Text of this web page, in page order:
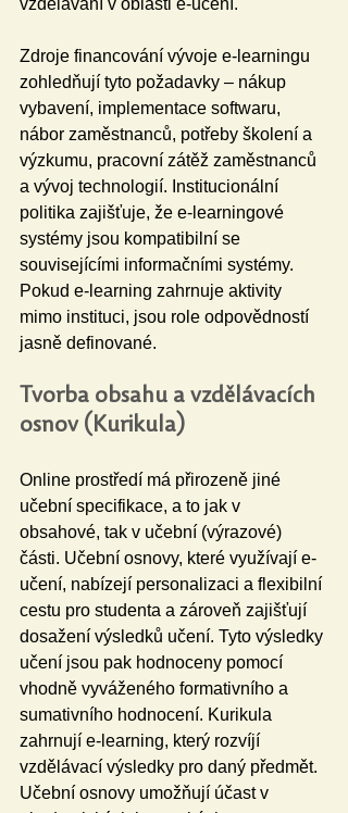
vzdělávání v oblasti e-učení.
Zdroje financování vývoje e-learningu
zohledňují tyto požadavky – nákup
vybavení, implementace softwaru,
nábor zaměstnanců, potřeby školení a
výzkumu, pracovní zátěž zaměstnanců
a vývoj technologií. Institucionální
politika zajišťuje, že e-learningové
systémy jsou kompatibilní se
souvisejícími informačními systémy.
Pokud e-learning zahrnuje aktivity
mimo instituci, jsou role odpovědností
jasně definované.
Tvorba obsahu a vzdělávacích
osnov (Kurikula)
Online prostředí má přirozeně jiné
učební specifikace, a to jak v
obsahové, tak v učební (výrazové)
části. Učební osnovy, které využívají e-
učení, nabízejí personalizaci a flexibilní
cestu pro studenta a zároveň zajišťují
dosažení výsledků učení. Tyto výsledky
učení jsou pak hodnoceny pomocí
vhodně vyváženého formativního a
sumativního hodnocení. Kurikula
zahrnují e-learning, který rozvíjí
vzdělávací výsledky pro daný předmět.
Učební osnovy umožňují účast v